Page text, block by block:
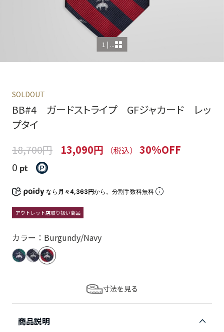
1 | ...
SOLDOUT
BB#4 ガードストライプ GFジャカード レッ
プタイ
18,700円
13,090円 （税込）
30%OFF
0 pt
なら 月々4,363円から。分割手数料無料
アウトレット店取り扱い商品
カラー：Burgundy/Navy
寸法を見る
商品説明